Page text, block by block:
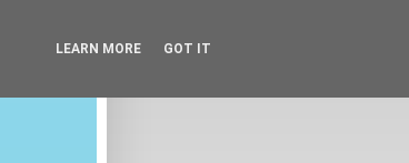
LEARN MORE GOT IT